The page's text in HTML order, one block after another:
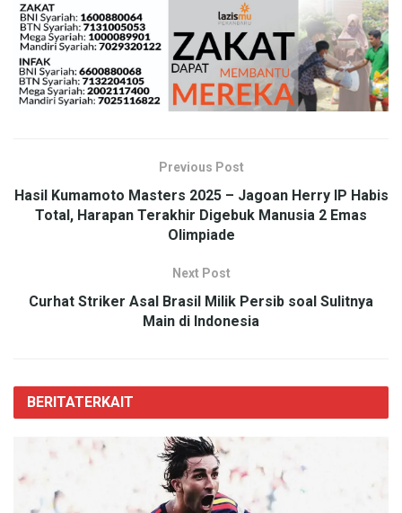
Previous Post
Hasil Kumamoto Masters 2025 – Jagoan Herry IP Habis
Total, Harapan Terakhir Digebuk Manusia 2 Emas
Olimpiade
Next Post
Curhat Striker Asal Brasil Milik Persib soal Sulitnya
Main di Indonesia
BERITATERKAIT